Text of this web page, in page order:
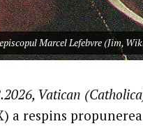
Marcel Lefebvre (Jim,
Vatican
a respins